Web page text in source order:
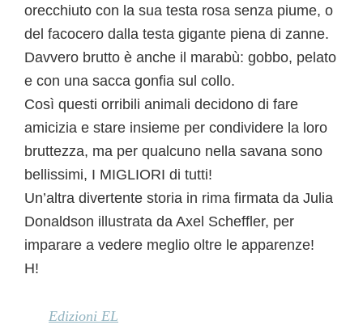
orecchiuto con la sua testa rosa senza piume, o
del facocero dalla testa gigante piena di zanne.
Davvero brutto è anche il marabù: gobbo, pelato
e con una sacca gonfia sul collo.
Così questi orribili animali decidono di fare
amicizia e stare insieme per condividere la loro
bruttezza, ma per qualcuno nella savana sono
bellissimi, I MIGLIORI di tutti!
Un’altra divertente storia in rima firmata da Julia
Donaldson illustrata da Axel Scheffler, per
imparare a vedere meglio oltre le apparenze!
H!
Edizioni EL